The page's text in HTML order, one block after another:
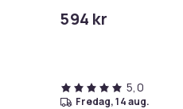
594 kr
5,0
fredag, 14 aug.